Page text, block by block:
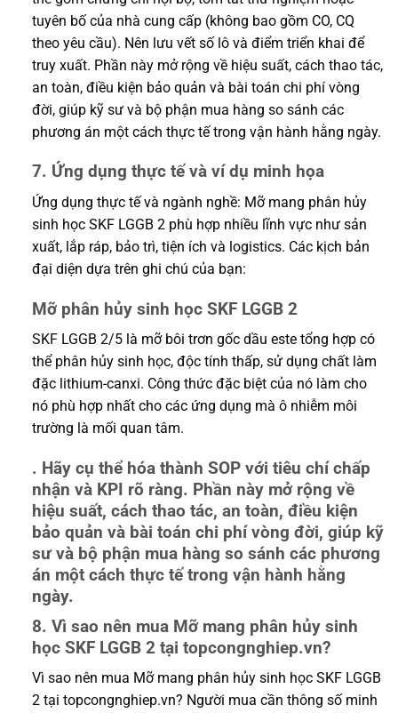
tuyên bố của nhà cung cấp (không bao gồm CO, CQ
theo yêu cầu). Nên lưu vết số lô và điểm triển khai để
truy xuất. Phần này mở rộng về hiệu suất, cách thao tác,
an toàn, điều kiện bảo quản và bài toán chi phí vòng
đời, giúp kỹ sư và bộ phận mua hàng so sánh các
phương án một cách thực tế trong vận hành hằng ngày.
7. Ứng dụng thực tế và ví dụ minh họa
Ứng dụng thực tế và ngành nghề: Mỡ mang phân hủy
sinh học SKF LGGB 2 phù hợp nhiều lĩnh vực như sản
xuất, lắp ráp, bảo trì, tiện ích và logistics. Các kịch bản
đại diện dựa trên ghi chú của bạn:
Mỡ phân hủy sinh học SKF LGGB 2
SKF LGGB 2/5 là mỡ bôi trơn gốc dầu este tổng hợp có
thể phân hủy sinh học, độc tính thấp, sử dụng chất làm
đặc lithium-canxi. Công thức đặc biệt của nó làm cho
nó phù hợp nhất cho các ứng dụng mà ô nhiễm môi
trường là mối quan tâm.
. Hãy cụ thể hóa thành SOP với tiêu chí chấp
nhận và KPI rõ ràng. Phần này mở rộng về
hiệu suất, cách thao tác, an toàn, điều kiện
bảo quản và bài toán chi phí vòng đời, giúp kỹ
sư và bộ phận mua hàng so sánh các phương
án một cách thực tế trong vận hành hằng
ngày.
8. Vì sao nên mua Mỡ mang phân hủy sinh
học SKF LGGB 2 tại topcongnghiep.vn?
Vì sao nên mua Mỡ mang phân hủy sinh học SKF LGGB
2 tại topcongnghiep.vn? Người mua cần thông số minh